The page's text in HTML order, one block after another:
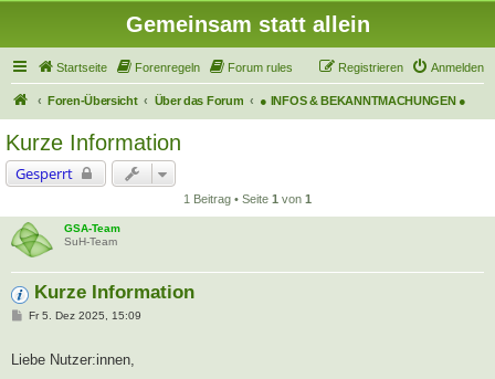
Gemeinsam statt allein
Startseite Forenregeln Forum rules Anmelden
Registrieren
Foren-Übersicht Über das Forum ● INFOS & BEKANNTMACHUNGEN ●
Kurze Information
Gesperrt
1 Beitrag • Seite 1 von 1
GSA-Team
SuH-Team
Kurze Information
B
r
Fr 5. Dez 2025, 15:09
Liebe Nutzer:innen,